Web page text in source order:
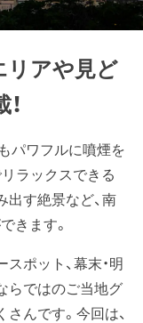
リアや見ど
パワフルに噴煙を
リラックスできる
出す絶景など、南
きます。
ポット、幕末・明
らではのご当地グ
んです。今回は、